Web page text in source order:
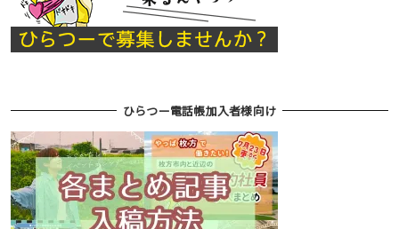
ひらつー電話帳加入者様向け